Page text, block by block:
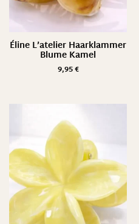
Éline L’atelier Haarklammer
Blume Kamel
9,95€